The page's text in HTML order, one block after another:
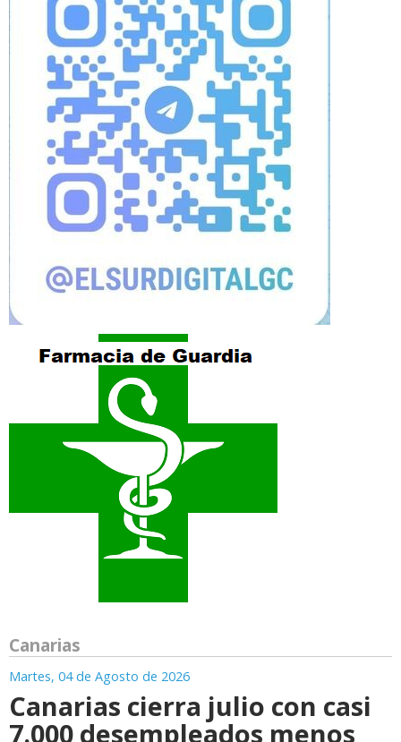
Canarias
Martes, 04 de Agosto de 2026
Canarias cierra julio con casi
7.000 desempleados menos